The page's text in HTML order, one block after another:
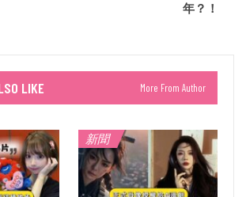
年？！
LIKE More From Author
新聞